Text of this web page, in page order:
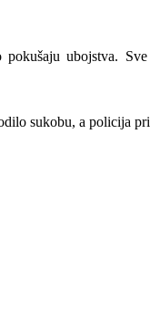
ubojstva.
sukobu, a policija